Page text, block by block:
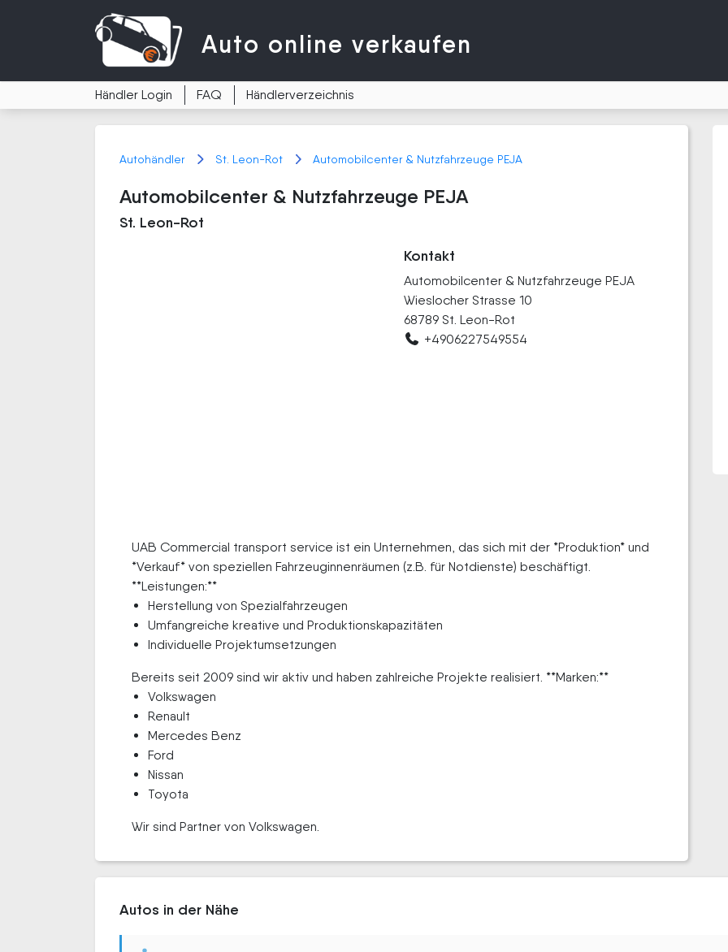
Auto online verkaufen
Händler Login FAQ Händlerverzeichnis
Autohändler St. Leon-Rot Automobilcenter & Nutzfahrzeuge PEJA
Automobilcenter & Nutzfahrzeuge PEJA
St. Leon-Rot
Kontakt
Automobilcenter & Nutzfahrzeuge PEJA
Wieslocher Strasse 10
68789 St. Leon-Rot
+4906227549554
UAB Commercial transport service ist ein Unternehmen, das sich mit der *Produktion* und
*Verkauf* von speziellen Fahrzeuginnenräumen (z.B. für Notdienste) beschäftigt.
**Leistungen:**
Herstellung von Spezialfahrzeugen
Umfangreiche kreative und Produktionskapazitäten
Individuelle Projektumsetzungen
Bereits seit 2009 sind wir aktiv und haben zahlreiche Projekte realisiert. **Marken:**
Volkswagen
Renault
Mercedes Benz
Ford
Nissan
Toyota
Wir sind Partner von Volkswagen.
Autos in der Nähe